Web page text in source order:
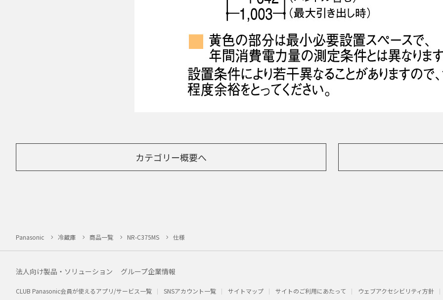
カテゴリー概要へ
Panasonic 冷蔵庫 商品一覧 NR-C375MS 仕様
法人向け製品・ソリューション グループ企業情報
CLUB Panasonic会員が使えるアプリ/サービス一覧 SNSアカウント一覧 サイトマップ サイトのご利用にあたって ウェブアクセシビリティ方針